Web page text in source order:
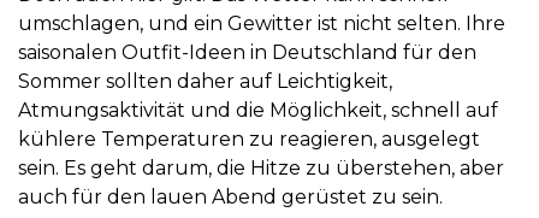
umschlagen, und ein Gewitter ist nicht selten. Ihre
saisonalen Outfit-Ideen in Deutschland für den
Sommer sollten daher auf Leichtigkeit,
Atmungsaktivität und die Möglichkeit, schnell auf
kühlere Temperaturen zu reagieren, ausgelegt
sein. Es geht darum, die Hitze zu überstehen, aber
auch für den lauen Abend gerüstet zu sein.